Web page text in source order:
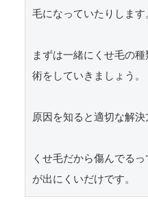
毛になっていたりします
まずは一緒にくせ毛の
術をしていきましょう。
原因を知ると適切な解決
くせ毛だから傷んでる
が出にくいだけです。